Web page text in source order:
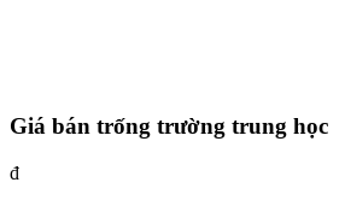
Giá bán trống trường trung học
đ